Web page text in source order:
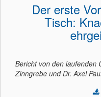
Der erste
Tisch:
Bericht von den laufenden
Zinngrebe und Dr. Axel